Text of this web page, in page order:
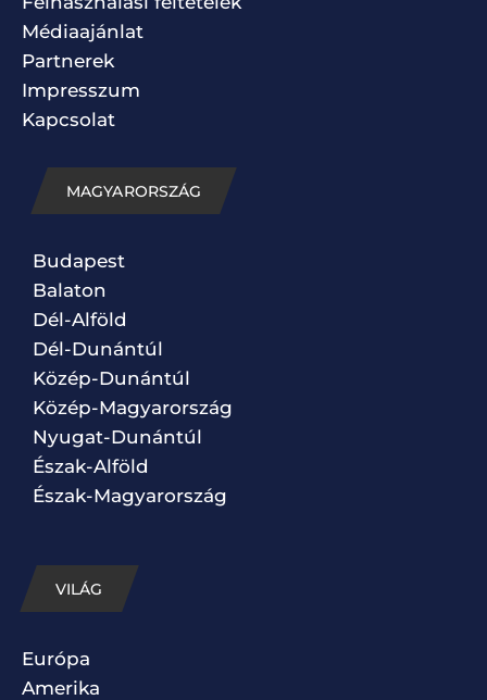
Médiaajánlat
Partnerek
Impresszum
Kapcsolat
MAGYARORSZÁG
Budapest
Balaton
Dél-Alföld
Dél-Dunántúl
Közép-Dunántúl
Közép-Magyarország
Nyugat-Dunántúl
Észak-Alföld
Észak-Magyarország
VILÁG
Európa
Amerika